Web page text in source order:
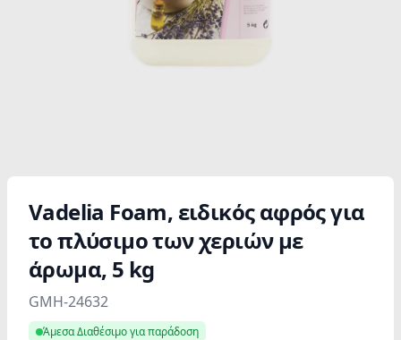
Vadelia Foam, ειδικός αφρός για
το πλύσιμο των χεριών με
άρωμα, 5 kg
Product information
GMH-24632
Άμεσα Διαθέσιμο για παράδοση